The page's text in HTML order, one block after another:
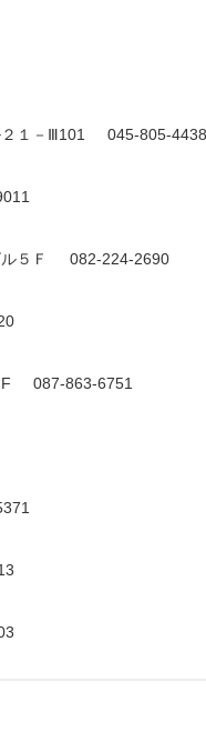
２１－Ⅲ101 045-805-4438
ル５Ｆ 082-224-2690
F 087-863-6751